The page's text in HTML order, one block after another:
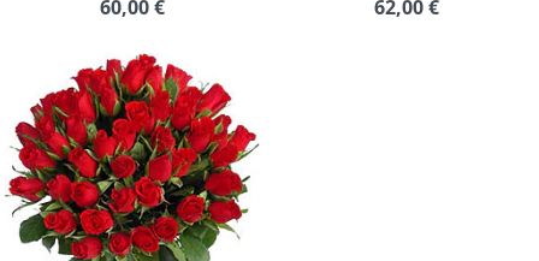
60,00€
62,00€